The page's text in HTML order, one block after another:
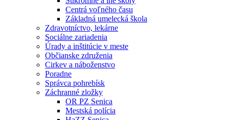
Centrá voľného času
Základná umelecká škola
Zdravotníctvo, lekárne
Sociálne zariadenia
Úrady a inštitúcie v meste
Občianske združenia
Cirkev a náboženstvo
Poradne
Správca pohrebísk
Záchranné zložky
OR PZ Senica
Mestská polícia